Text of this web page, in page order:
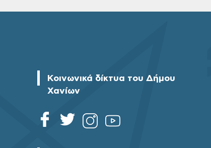
Κοινωνικά δίκτυα του Δήμου
Χανίων